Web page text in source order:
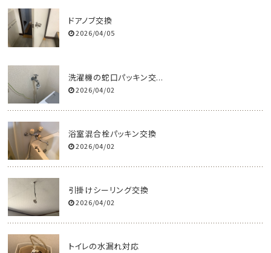
ドアノブ交換
2026/04/05
洗濯機の蛇口パッキン交...
2026/04/02
浴室混合栓パッキン交換
2026/04/02
引掛けシーリング交換
2026/04/02
トイレの水漏れ対応